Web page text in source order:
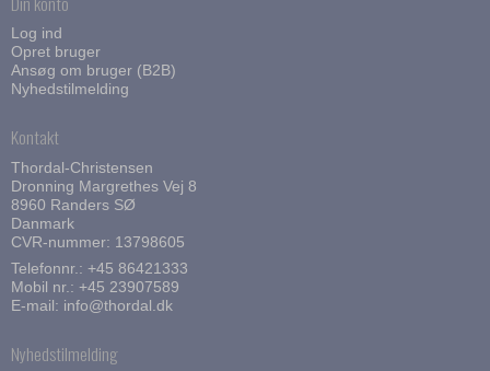
Log ind
Opret bruger
Ansøg om bruger (B2B)
Nyhedstilmelding
Kontakt
Thordal-Christensen
Dronning Margrethes Vej 8
8960 Randers SØ
Danmark
CVR-nummer: 13798605
Telefonnr.: +45 86421333
Mobil nr.: +45 23907589
E-mail: info@thordal.dk
Nyhedstilmelding